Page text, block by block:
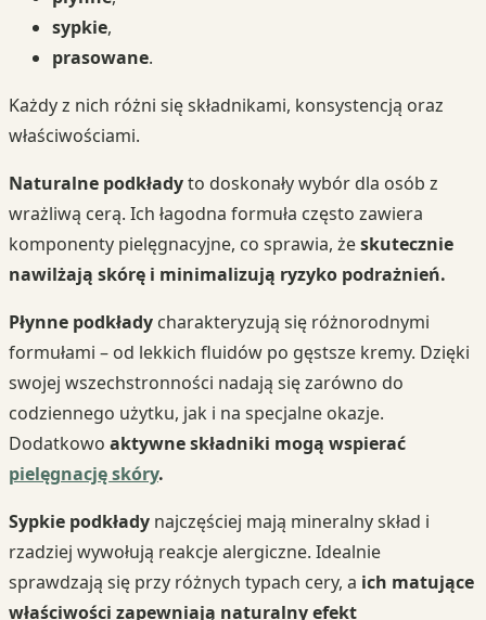
sypkie,
prasowane.
Każdy z nich różni się składnikami, konsystencją oraz
właściwościami.
Naturalne podkładyto doskonały wybór dla osób z
wrażliwą cerą. Ich łagodna formuła często zawiera
komponenty pielęgnacyjne, co sprawia, żeskutecznie
nawilżają skórę i minimalizują ryzyko podrażnień.
Płynne podkłady charakteryzują się różnorodnymi
formułami – od lekkich fluidów po gęstsze kremy. Dzięki
swojej wszechstronności nadają się zarówno do
codziennego użytku, jak i na specjalne okazje.
Dodatkowo aktywne składniki mogą wspierać
pielęgnację skóry.
Sypkie podkłady najczęściej mają mineralny skład i
rzadziej wywołują reakcje alergiczne. Idealnie
sprawdzają się przy różnych typach cery, a ich matujące
właściwości zapewniają naturalny efekt